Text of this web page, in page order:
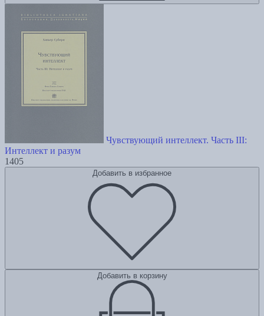
Чувствующий интеллект. Часть III:
Интеллект и разум
1405
Добавить в избранное
Добавить в корзину